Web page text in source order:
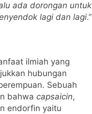
ada dorongan untuk
lagi dan lagi.”
ilmiah yang
hubungan
Sebuah
bahwa capsaicin,
endorfin yaitu